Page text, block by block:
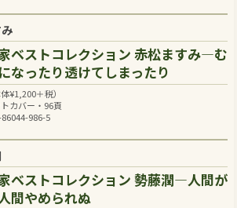
ベストコレクション 赤松ますみ―む
なったり透けてしまったり
¥1,200＋税）
カバー・96頁
986-5
ベストコレクション 勢藤潤―人間が
間やめられぬ